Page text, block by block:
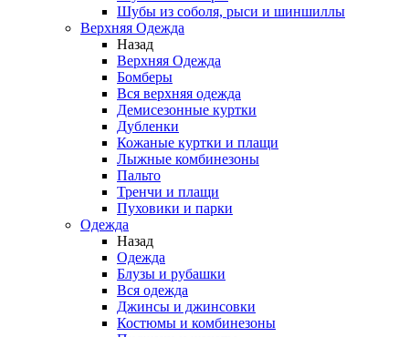
Шубы из соболя, рыси и шиншиллы
Верхняя Одежда
Назад
Верхняя Одежда
Бомберы
Вся верхняя одежда
Демисезонные куртки
Дубленки
Кожаные куртки и плащи
Лыжные комбинезоны
Пальто
Тренчи и плащи
Пуховики и парки
Одежда
Назад
Одежда
Блузы и рубашки
Вся одежда
Джинсы и джинсовки
Костюмы и комбинезоны